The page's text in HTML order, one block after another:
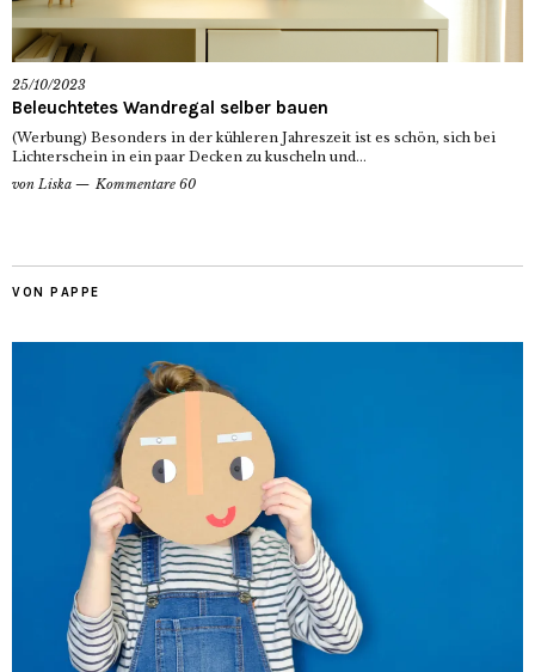
25/10/2023
Beleuchtetes Wandregal selber bauen
(Werbung) Besonders in der kühleren Jahreszeit ist es schön, sich bei
Lichterschein in ein paar Decken zu kuscheln und...
von Liska Kommentare 60
VON PAPPE